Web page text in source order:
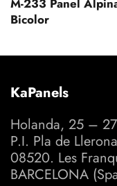
M-233 Panel
Bicolor
KaPanels
Holanda, 25 – 27
P.I. Pla de Llerona
08520. Les
BARCELONA